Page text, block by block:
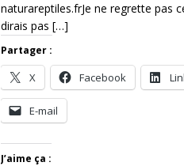
naturareptiles.frJe ne regrette pas
dirais pas […]
Partager :
X Facebook
E-mail
J’aime ça :